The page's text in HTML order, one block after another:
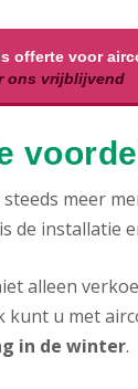
offerte voor
ons vrijblijvend
meer
de installatie
alleen
kunt u met
in de winter.